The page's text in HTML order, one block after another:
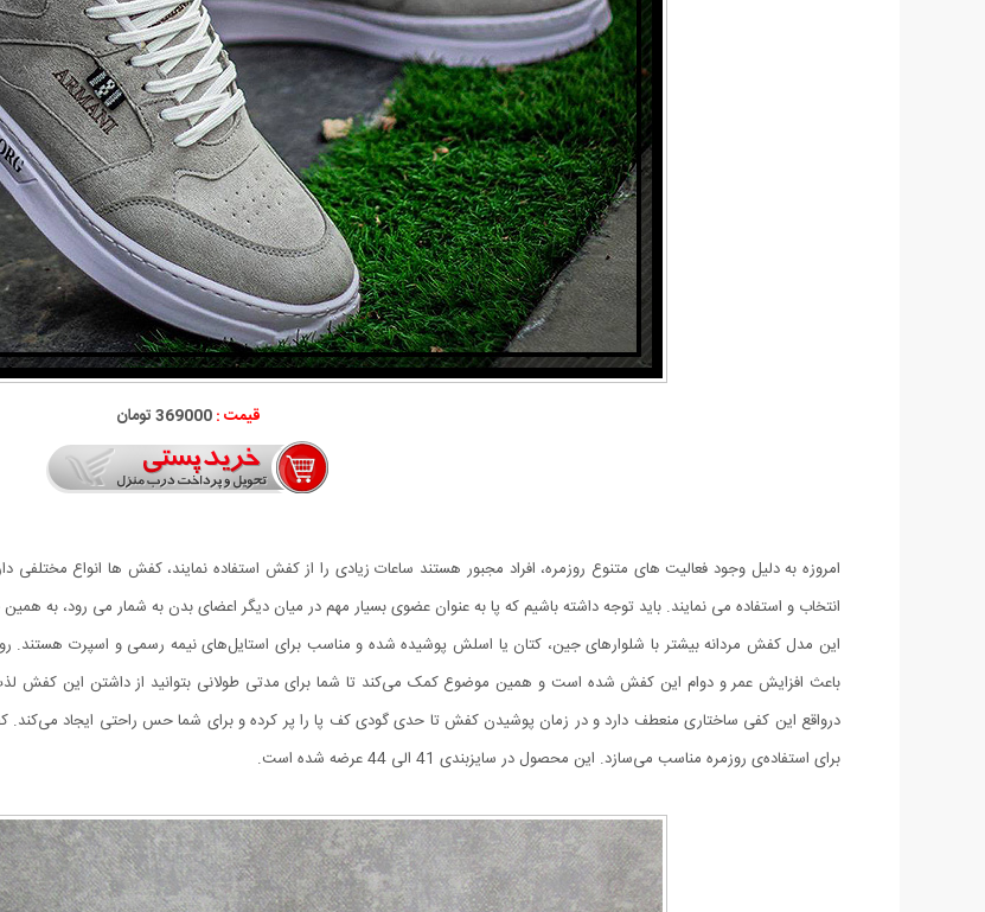
قیمت :369000 تومان
امروزه به دلیل وجود فعالیت های متنوع روزمره، افراد مجبور هستند ساعات زیادی را از کفش استفاده نمایند، کفش ها انواع مختلفی
انتخاب و استفاده می نمایند. باید توجه داشته باشیم که پا به عنوان عضوی بسیار مهم در میان دیگر اعضای بدن به شمار می رود، به
این مدل کفش مردانه بیشتر با شلوارهای جین، کتان یا اسلش پوشیده شده و مناسب برای استایل‌های نیمه رسمی و اسپرت هستند.
باعث افزایش عمر و دوام این کفش شده است و همین موضوع کمک می‌کند تا شما برای مدتی طولانی بتوانید از داشتن این کفش لذت
برای استفاده‌ی روزمره مناسب می‌سازد. این محصول در سایزبندی 41 الی 44 عرضه شده است.